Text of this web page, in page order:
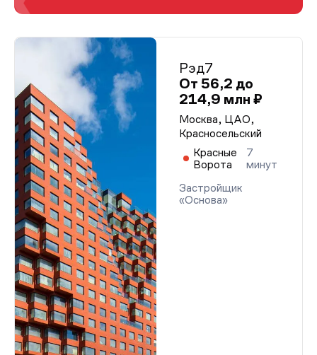
Рэд7
От 56,2 до
214,9 млн ₽
Москва, ЦАО,
Красносельский
Красные
Ворота
7
минут
Застройщик
«Основа»